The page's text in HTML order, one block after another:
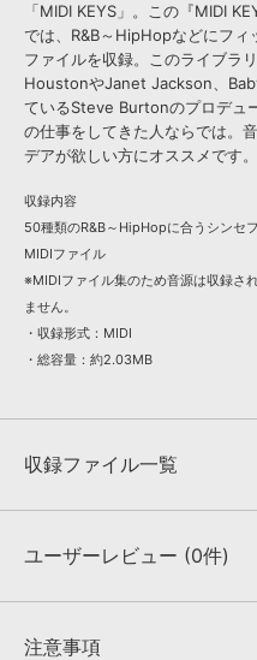
「MIDI KEYS」。この『MIDI
では、R&B～HipHopなどにフ
ファイルを収録。このライブラ
HoustonやJanet Jackson、
ているSteve Burtonのプロデュ
の仕事をしてきた人ならでは。
デアが欲しい方にオススメです。
収録内容
50種類のR&B～HipHopに合うシンセ
MIDIファイル
※MIDIファイル集のため音源は収録さ
ません。
・収録形式：MIDI
・総容量：約2.03MB
収録ファイル一覧
収録ファイル一覧
ユーザーレビュー (0件)
★★★★★
注意事項